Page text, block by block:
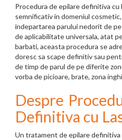
Procedura de epilare definitiva
semnificativ in domeniul
indepartarea parului nedorit de
de aplicabilitate universala, atat
barbati, aceasta procedura se
doresc sa scape definitiv sau
de timp de parul de pe diferite
vorba de picioare, brate, zona
Despre
Definitiva cu
Un tratament de epilare